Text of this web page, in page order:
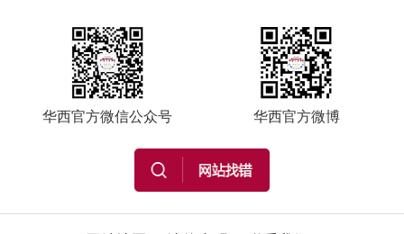
华西官方微信公众号 华西官方微博